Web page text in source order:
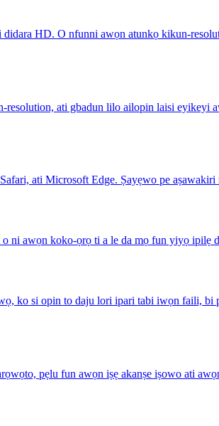
HD. O nfunni awọn atunkọ kikun-
ati gbadun lilo ailopin laisi eyikeyi
ati Microsoft Edge. Ṣayẹwo pe
ni awọn koko-ọrọ ti a le da mọ fun yiyọ ipilẹ
ko si opin to daju lori ipari tabi iwọn faili, bi
pẹlu fun awọn iṣẹ akanṣe iṣowo ati